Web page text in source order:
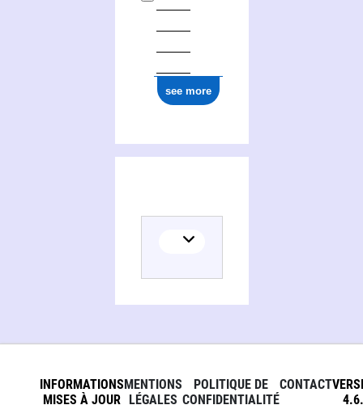
see more
INFORMATIONS
MISES À JOUR
MENTIONS
LÉGALES
POLITIQUE DE
CONFIDENTIALITÉ
CONTACT